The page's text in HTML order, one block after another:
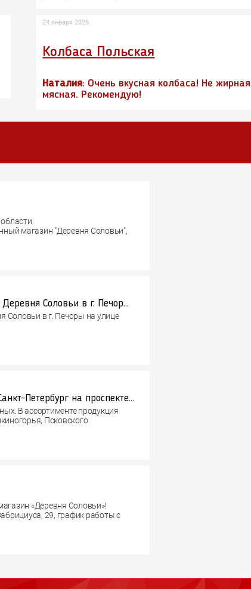
24 января 2026
Колбаса Польская
Наталия: Очень вкусная колбаса! Не
мясная. Рекомендую!
магазин "Деревня Соловьи",
из Псковской области,
продукции от ООО
Долгожданное открытие фирменного магазина Деревня Соловьи в г. Печоры на улице Юрьевской 18.
Соловьи в г. Печоры на улице
свежее мясо, вкусные
и натуральная молочная
Открытие 8-го магазина Деревня Соловьи в г. Санкт-Петербург на проспекте Ветеранов, 91.
В ассортименте продукция
Псковского
«Деревня Соловьи»!
29, график работы с
изделия, молочная